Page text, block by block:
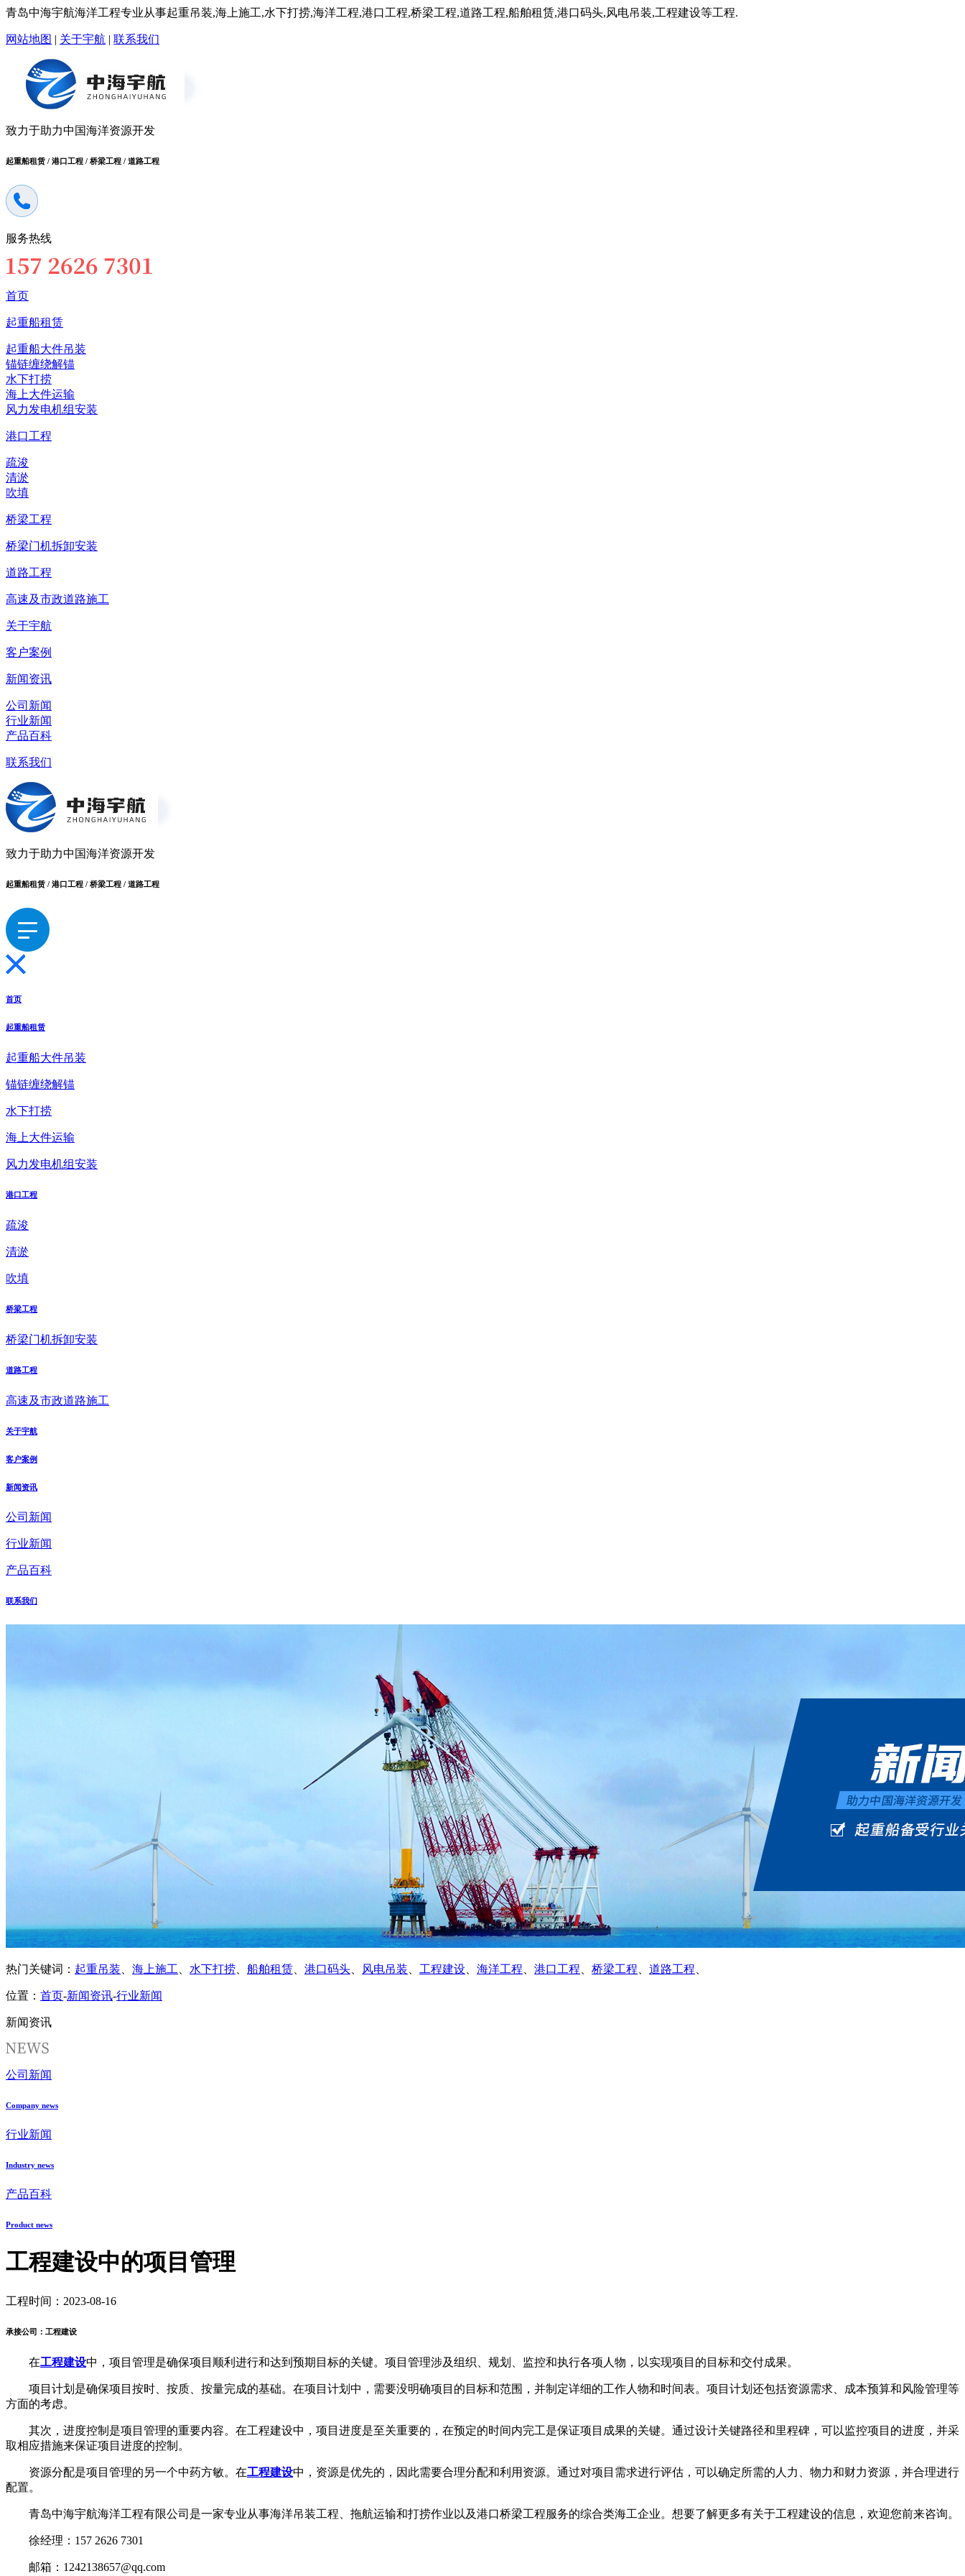
青岛中海宇航海洋工程专业从事起重吊装,海上施工,水下打捞,海洋工程,港口工程,桥梁工程,道路工程,船舶租赁,港口码头,风电吊装,工程建设等工程.
网站地图 | 关于宇航 | 联系我们
致力于助力中国海洋资源开发
起重船租赁 / 港口工程 / 桥梁工程 / 道路工程
服务热线
首页
起重船租赁
起重船大件吊装
锚链缠绕解锚
水下打捞
海上大件运输
风力发电机组安装
港口工程
疏浚
清淤
吹填
桥梁工程
桥梁门机拆卸安装
道路工程
高速及市政道路施工
关于宇航
客户案例
新闻资讯
公司新闻
行业新闻
产品百科
联系我们
致力于助力中国海洋资源开发
起重船租赁 / 港口工程 / 桥梁工程 / 道路工程
首页
起重船租赁
起重船大件吊装
锚链缠绕解锚
水下打捞
海上大件运输
风力发电机组安装
港口工程
疏浚
清淤
吹填
桥梁工程
桥梁门机拆卸安装
道路工程
高速及市政道路施工
关于宇航
客户案例
新闻资讯
公司新闻
行业新闻
产品百科
联系我们
热门关键词： 起重吊装、 海上施工、 水下打捞、 船舶租赁、 港口码头、 风电吊装、 工程建设、 海洋工程、 港口工程、 桥梁工程、 道路工程、
位置： 首页-新闻资讯-行业新闻
新闻资讯
公司新闻
Company news
行业新闻
Industry news
产品百科
Product news
工程建设中的项目管理
工程时间：2023-08-16
承接公司：工程建设
在工程建设中，项目管理是确保项目顺利进行和达到预期目标的关键。项目管理涉及组织、规划、监控和执行各项人物，以实现项目的目标和交付成果。
项目计划是确保项目按时、按质、按量完成的基础。在项目计划中，需要没明确项目的目标和范围，并制定详细的工作人物和时间表。项目计划还包括资源需求、成本预算和风险管理等
方面的考虑。
其次，进度控制是项目管理的重要内容。在工程建设中，项目进度是至关重要的，在预定的时间内完工是保证项目成果的关键。通过设计关键路径和里程碑，可以监控项目的进度，并采
取相应措施来保证项目进度的控制。
资源分配是项目管理的另一个中药方敏。在工程建设中，资源是优先的，因此需要合理分配和利用资源。通过对项目需求进行评估，可以确定所需的人力、物力和财力资源，并合理进行
配置。
青岛中海宇航海洋工程有限公司是一家专业从事海洋吊装工程、拖航运输和打捞作业以及港口桥梁工程服务的综合类海工企业。想要了解更多有关于工程建设的信息，欢迎您前来咨询。
徐经理：157 2626 7301
邮箱：1242138657@qq.com